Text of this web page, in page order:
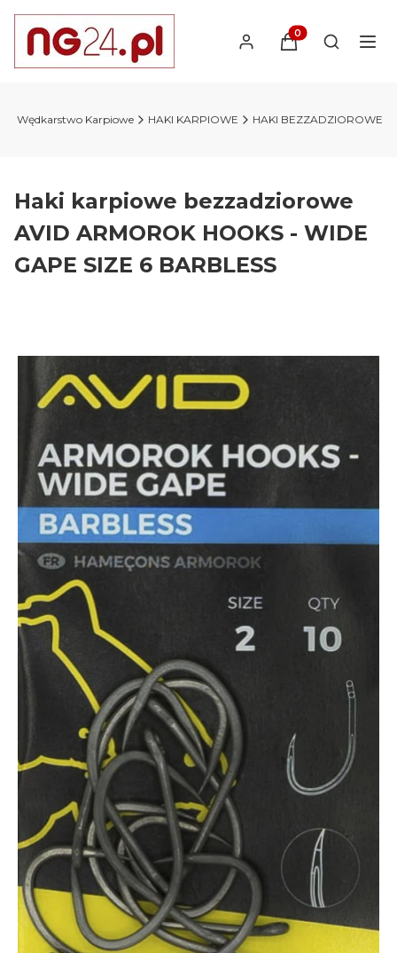
Produkty w
Otwórz
Wędkarstwo Karpiowe HAKI KARPIOWE HAKI BEZZADZIOROWE
Haki karpiowe bezzadziorowe
AVID ARMOROK HOOKS - WIDE
GAPE SIZE 6 BARBLESS